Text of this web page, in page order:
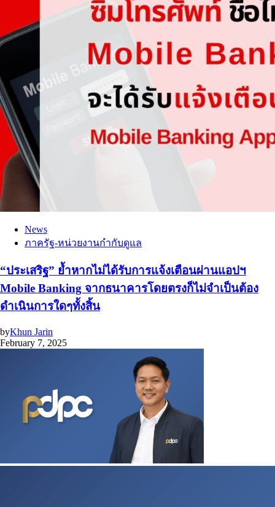
News
ภาครัฐ-หน่วยงานกำกับดูแล
“ประเสริฐ” ย้ำหากไม่ได้รับการแจ้งเตือนผ่านแอปฯ
Mobile Banking จากธนาคารโดยตรงก็ไม่จำเป็นต้อง
ดำเนินการใดๆทั้งสิ้น
byKhun Jarin
February 7, 2025